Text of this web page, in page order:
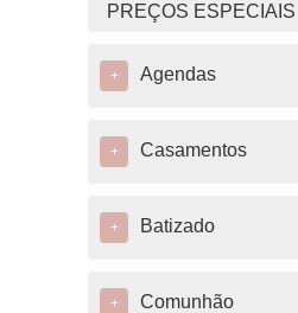
PREÇOS ESPECIAIS
+ Agendas
+ Casamentos
+ Batizado
+ Comunhão